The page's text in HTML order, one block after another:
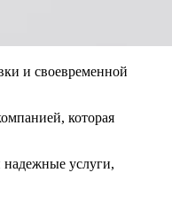
и своевременной
которая
надежные услуги,